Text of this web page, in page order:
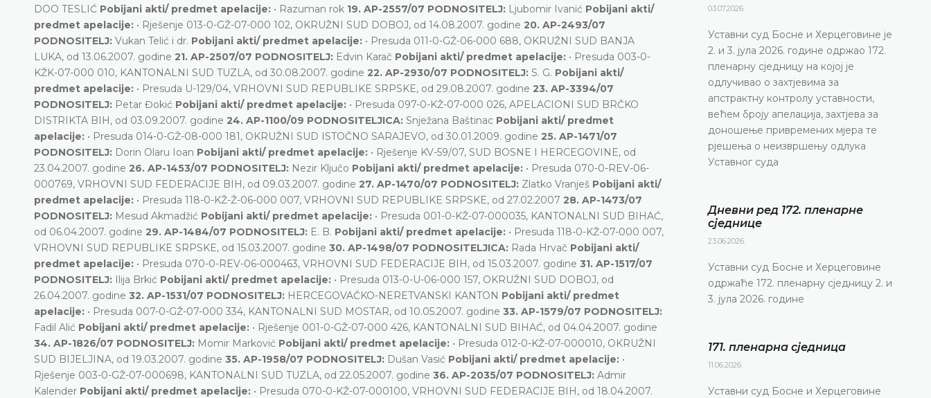
DOO TESLIĆ Pobijani akti/ predmet apelacije: • Razuman rok 19. AP-2557/07 PODNOSITELJ: Ljubomir Ivanić Pobijani akti/
predmet apelacije: • Rješenje 013-0-GŽ-07-000 102, OKRUŽNI SUD DOBOJ, od 14.08.2007. godine 20. AP-2493/07
PODNOSITELJ: Vukan Telić i dr. Pobijani akti/ predmet apelacije: • Presuda 011-0-GŽ-06-000 688, OKRUŽNI SUD BANJA
LUKA, od 13.06.2007. godine 21. AP-2507/07 PODNOSITELJ: Edvin Karač Pobijani akti/ predmet apelacije: • Presuda 003-0-
KŽK-07-000 010, KANTONALNI SUD TUZLA, od 30.08.2007. godine 22. AP-2930/07 PODNOSITELJ: S. G. Pobijani akti/
predmet apelacije: • Presuda U-129/04, VRHOVNI SUD REPUBLIKE SRPSKE, od 29.08.2007. godine 23. AP-3394/07
PODNOSITELJ: Petar Đokić Pobijani akti/ predmet apelacije: • Presuda 097-0-KŽ-07-000 026, APELACIONI SUD BRČKO
DISTRIKTA BIH, od 03.09.2007. godine 24. AP-1100/09 PODNOSITELJICA: Snježana Baštinac Pobijani akti/ predmet
apelacije: • Presuda 014-0-GŽ-08-000 181, OKRUŽNI SUD ISTOČNO SARAJEVO, od 30.01.2009. godine 25. AP-1471/07
PODNOSITELJ: Dorin Olaru Ioan Pobijani akti/ predmet apelacije: • Rješenje KV-59/07, SUD BOSNE I HERCEGOVINE, od
23.04.2007. godine 26. AP-1453/07 PODNOSITELJ: Nezir Ključo Pobijani akti/ predmet apelacije: • Presuda 070-0-REV-06-
000769, VRHOVNI SUD FEDERACIJE BIH, od 09.03.2007. godine 27. AP-1470/07 PODNOSITELJ: Zlatko Vranješ Pobijani akti/
predmet apelacije: • Presuda 118-0-KŽ-Ž-06-000 007, VRHOVNI SUD REPUBLIKE SRPSKE, od 27.02.2007 28. AP-1473/07
PODNOSITELJ: Mesud Akmadžić Pobijani akti/ predmet apelacije: • Presuda 001-0-KŽ-07-000035, KANTONALNI SUD BIHAĆ,
od 06.04.2007. godine 29. AP-1484/07 PODNOSITELJ: E. B. Pobijani akti/ predmet apelacije: • Presuda 118-0-KŽ-07-000 007,
VRHOVNI SUD REPUBLIKE SRPSKE, od 15.03.2007. godine 30. AP-1498/07 PODNOSITELJICA: Rada Hrvač Pobijani akti/
predmet apelacije: • Presuda 070-0-REV-06-000463, VRHOVNI SUD FEDERACIJE BIH, od 15.03.2007. godine 31. AP-1517/07
PODNOSITELJ: Ilija Brkić Pobijani akti/ predmet apelacije: • Presuda 013-0-U-06-000 157, OKRUŽNI SUD DOBOJ, od
26.04.2007. godine 32. AP-1531/07 PODNOSITELJ: HERCEGOVAČKO-NERETVANSKI KANTON Pobijani akti/ predmet
apelacije: • Presuda 007-0-GŽ-07-000 334, KANTONALNI SUD MOSTAR, od 10.05.2007. godine 33. AP-1579/07 PODNOSITELJ:
Fadil Alić Pobijani akti/ predmet apelacije: • Rješenje 001-0-GŽ-07-000 426, KANTONALNI SUD BIHAĆ, od 04.04.2007. godine
34. AP-1826/07 PODNOSITELJ: Momir Marković Pobijani akti/ predmet apelacije: • Presuda 012-0-KŽ-07-000010, OKRUŽNI
SUD BIJELJINA, od 19.03.2007. godine 35. AP-1958/07 PODNOSITELJ: Dušan Vasić Pobijani akti/ predmet apelacije: •
Rješenje 003-0-GŽ-07-000698, KANTONALNI SUD TUZLA, od 22.05.2007. godine 36. AP-2035/07 PODNOSITELJ: Admir
Kalender Pobijani akti/ predmet apelacije: • Presuda 070-0-KŽ-07-000100, VRHOVNI SUD FEDERACIJE BIH, od 18.04.2007.
03.07.2026.
Уставни суд Босне и Херцеговине је
2. и 3. јула 2026. године одржао 172.
пленарну сједницу на којој је
одлучивао о захтјевима за
апстрактну контролу уставности,
већем броју апелација, захтјева за
доношење привремених мјера те
рјешења о неизвршењу одлука
Уставног суда
Дневни ред 172. пленарне
сједнице
23.06.2026.
Уставни суд Босне и Херцеговине
одржаће 172. пленарну сједницу 2. и
3. јула 2026. године
171. пленарна сједницa
11.06.2026.
Уставни суд Босне и Херцеговине